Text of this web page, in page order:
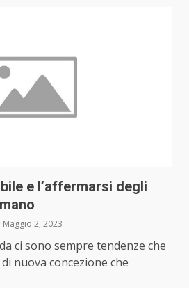
e l’affermarsi degli
Maggio 2, 2023
ci sono sempre tendenze che
nuova concezione che